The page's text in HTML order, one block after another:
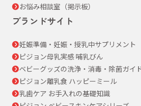
お悩み相談室（掲示板）
ブランドサイト
妊娠準備・妊娠・授乳中サプリメント
ピジョン母乳実感 哺乳びん
ベビーグッズの洗浄・消毒・除菌ガイ
ピジョン離乳食 ハッピーミール
乳歯ケア お手入れの基礎知識